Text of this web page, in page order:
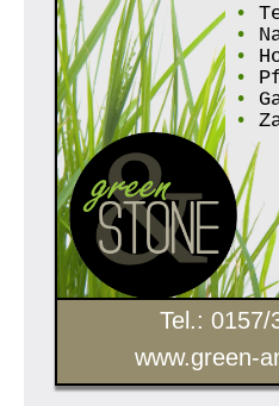
•
•
•
•
•
•
Tel.: 0157/
www.green-